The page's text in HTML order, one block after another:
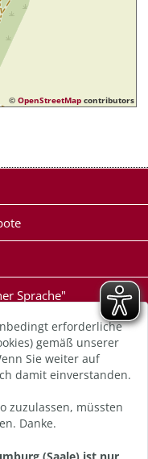
erforderliche
gemäß unserer
Sie weiter auf
damit einverstanden.
zuzulassen, müssten
Danke.
(Saale) ist nur
©OpenStreetMap contributors
Sprache"